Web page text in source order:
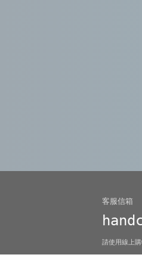
客服信箱
請使用線上